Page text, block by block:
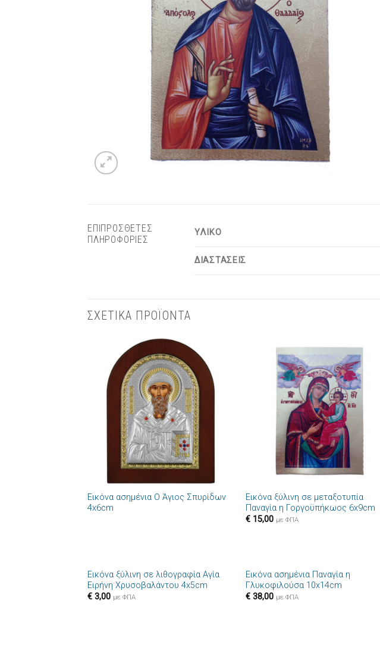
ΕΠΙΠΡΟΣΘΕΤΕΣ
ΠΛΗΡΟΦΟΡΙΕΣ
ΥΛΙΚΟ
ΔΙΑΣΤΑΣΕΙΣ
ΣΧΕΤΙΚΑ ΠΡΟΪΟΝΤΑ
Πρόσθήκη
στην λίστα
επιθυμιών
Εικόνα ασημένια Ο Άγιος Σπυρίδων
4x6cm
Πρόσθήκη
στην λίστα
επιθυμιών
Εικόνα ξύλινη σε μεταξοτυπία
Παναγία η Γοργοϋπήκωος 6x9cm
€ 15,00 με ΦΠΑ
Πρόσθήκη
στην λίστα
Εικόνα ξύλινη σε λιθογραφία Αγία
Ειρήνη Χρυσοβαλάντου 4x5cm
€3,00 με ΦΠΑ
Εικόνα ασημένια Παναγία η
Γλυκοφιλούσα 10x14cm
€ 38,00 με ΦΠΑ